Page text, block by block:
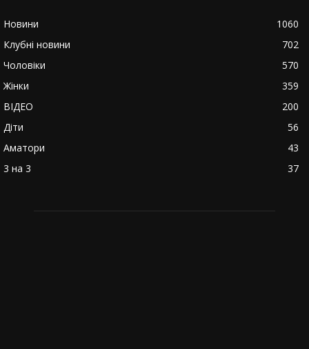
Новини
1060
Клубні новини
702
Чоловіки
570
Жінки
359
ВІДЕО
200
Діти
56
Аматори
43
3 на 3
37